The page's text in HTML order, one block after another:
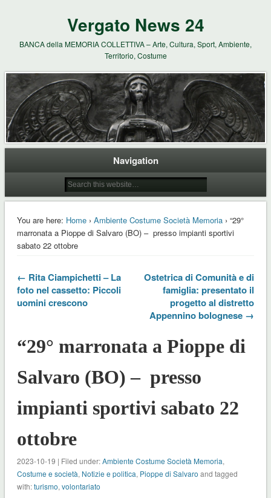
Vergato News 24
BANCA della MEMORIA COLLETTIVA – Arte, Cultura, Sport, Ambiente,
Territorio, Costume
Navigation
You are here: Home› Ambiente Costume Società Memoria› “29°
marronata a Pioppe di Salvaro (BO) – presso impianti sportivi
sabato 22 ottobre
← Rita Ciampichetti – La
foto nel cassetto: Piccoli
uomini crescono
Ostetrica di Comunità e di
famiglia: presentato il
progetto al distretto
Appennino bolognese →
“29° marronata a Pioppe di
Salvaro (BO) – presso
impianti sportivi sabato 22
ottobre
2023-10-19 | Filed under:Ambiente Costume Società Memoria,
Costume e società, Notizie e politica, Pioppe di Salvaro and tagged
with:turismo, volontariato